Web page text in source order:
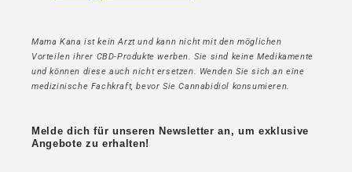
Mama Kana ist kein Arzt und kann nicht mit den möglichen
Vorteilen ihrer CBD-Produkte werben. Sie sind keine Medikamente
und können diese auch nicht ersetzen. Wenden Sie sich an eine
medizinische Fachkraft, bevor Sie Cannabidiol konsumieren.
Melde dich für unseren Newsletter an, um exklusive
Angebote zu erhalten!